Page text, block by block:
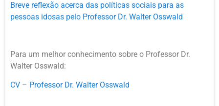
Breve reflexão acerca das políticas sociais para as
pessoas idosas pelo Professor Dr. Walter Osswald
Para um melhor conhecimento sobre o Professor Dr.
Walter Osswald:
CV – Professor Dr. Walter Osswald